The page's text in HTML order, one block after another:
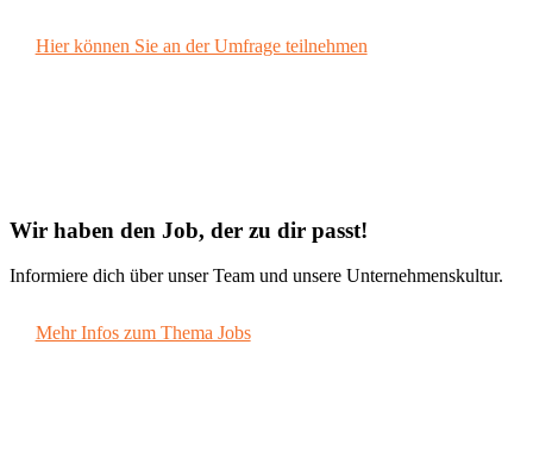
Hier können Sie an der Umfrage teilnehmen
Wir haben den Job, der zu dir passt!
Informiere dich über unser Team und unsere Unternehmenskultur.
Mehr Infos zum Thema Jobs